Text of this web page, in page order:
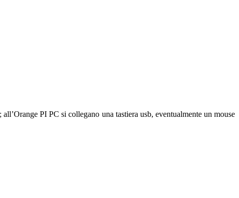
PI PC si collegano una tastiera usb, eventualmente un mouse